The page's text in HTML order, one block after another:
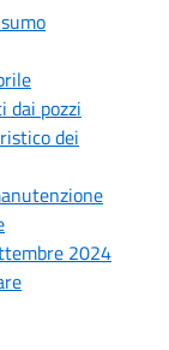
dai pozzi
dei
2024